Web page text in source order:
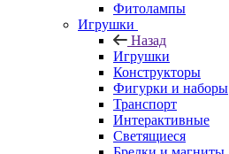
Фитолампы
Игрушки
Назад
Игрушки
Конструкторы
Фигурки и наборы
Транспорт
Интерактивные
Светящиеся